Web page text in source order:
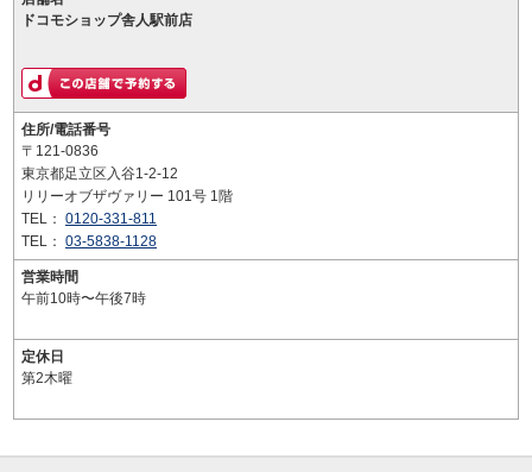
ドコモショップ舎人駅前店
住所/電話番号
〒121-0836
東京都足立区入谷1-2-12
リリーオブザヴァリー 101号 1階
TEL： 0120-331-811
TEL： 03-5838-1128
営業時間
午前10時〜午後7時
定休日
第2木曜